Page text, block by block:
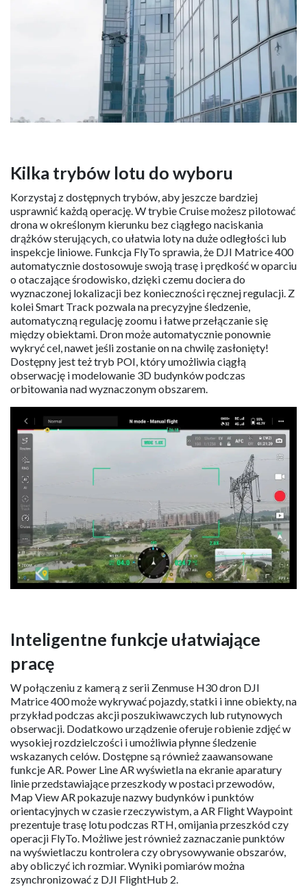
Kilka trybów lotu do wyboru
Korzystaj z dostępnych trybów, aby jeszcze bardziej
usprawnić każdą operację. W trybie Cruise możesz pilotować
drona w określonym kierunku bez ciągłego naciskania
drążków sterujących, co ułatwia loty na duże odległości lub
inspekcje liniowe. Funkcja FlyTo sprawia, że DJI Matrice 400
automatycznie dostosowuje swoją trasę i prędkość w oparciu
o otaczające środowisko, dzięki czemu dociera do
wyznaczonej lokalizacji bez konieczności ręcznej regulacji. Z
kolei Smart Track pozwala na precyzyjne śledzenie,
automatyczną regulację zoomu i łatwe przełączanie się
między obiektami. Dron może automatycznie ponownie
wykryć cel, nawet jeśli zostanie on na chwilę zasłonięty!
Dostępny jest też tryb POI, który umożliwia ciągłą
obserwację i modelowanie 3D budynków podczas
orbitowania nad wyznaczonym obszarem.
Inteligentne funkcje ułatwiające
pracę
W połączeniu z kamerą z serii Zenmuse H30 dron DJI
Matrice 400 może wykrywać pojazdy, statki i inne obiekty, na
przykład podczas akcji poszukiwawczych lub rutynowych
obserwacji. Dodatkowo urządzenie oferuje robienie zdjęć w
wysokiej rozdzielczości i umożliwia płynne śledzenie
wskazanych celów. Dostępne są również zaawansowane
funkcje AR. Power Line AR wyświetla na ekranie aparatury
linie przedstawiające przeszkody w postaci przewodów,
Map View AR pokazuje nazwy budynków i punktów
orientacyjnych w czasie rzeczywistym, a AR Flight Waypoint
prezentuje trasę lotu podczas RTH, omijania przeszkód czy
operacji FlyTo. Możliwe jest również zaznaczanie punktów
na wyświetlaczu kontrolera czy obrysowywanie obszarów,
aby obliczyć ich rozmiar. Wyniki pomiarów można
zsynchronizować z DJI FlightHub 2.